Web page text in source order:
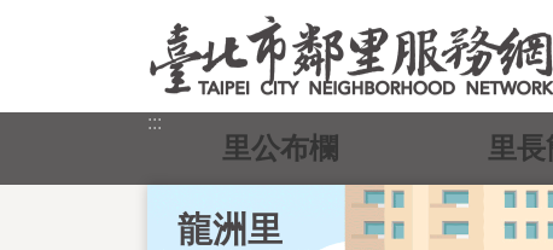
:::
龍洲里
里公布欄 里